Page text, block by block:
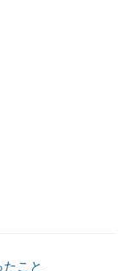
こと